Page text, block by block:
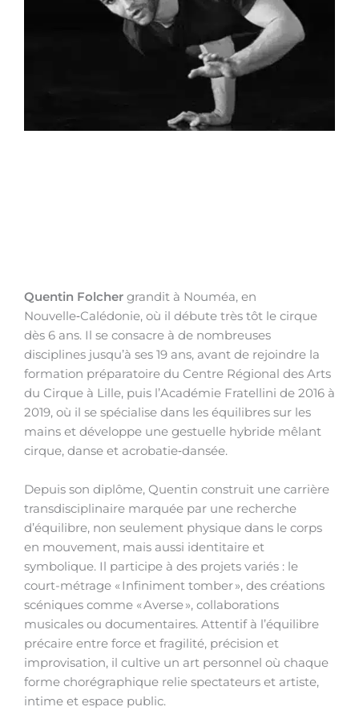
Quentin Folcher grandit à Nouméa, en
Nouvelle‑Calédonie, où il débute très tôt le cirque
dès 6 ans. Il se consacre à de nombreuses
disciplines jusqu’à ses 19 ans, avant de rejoindre la
formation préparatoire du Centre Régional des Arts
du Cirque à Lille, puis l’Académie Fratellini de 2016 à
2019, où il se spécialise dans les équilibres sur les
mains et développe une gestuelle hybride mêlant
cirque, danse et acrobatie‑dansée.
Depuis son diplôme, Quentin construit une carrière
transdisciplinaire marquée par une recherche
d’équilibre, non seulement physique dans le corps
en mouvement, mais aussi identitaire et
symbolique. Il participe à des projets variés : le
court-métrage « Infiniment tomber », des créations
scéniques comme « Averse », collaborations
musicales ou documentaires. Attentif à l’équilibre
précaire entre force et fragilité, précision et
improvisation, il cultive un art personnel où chaque
forme chorégraphique relie spectateurs et artiste,
intime et espace public.